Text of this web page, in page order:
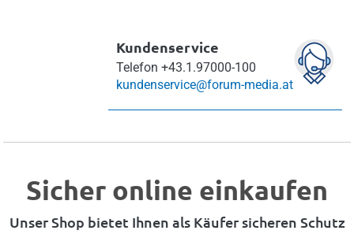
Kundenservice
Telefon +43.1.97000-100
kundenservice@forum-media.at
Sicher online einkaufen
Unser Shop bietet Ihnen als Käufer sicheren Schutz